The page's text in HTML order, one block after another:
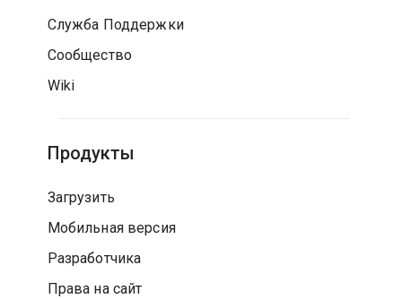
Служба Поддержки
Сообщество
Wiki
Продукты
Загрузить
Мобильная версия
Разработчика
Права на сайт